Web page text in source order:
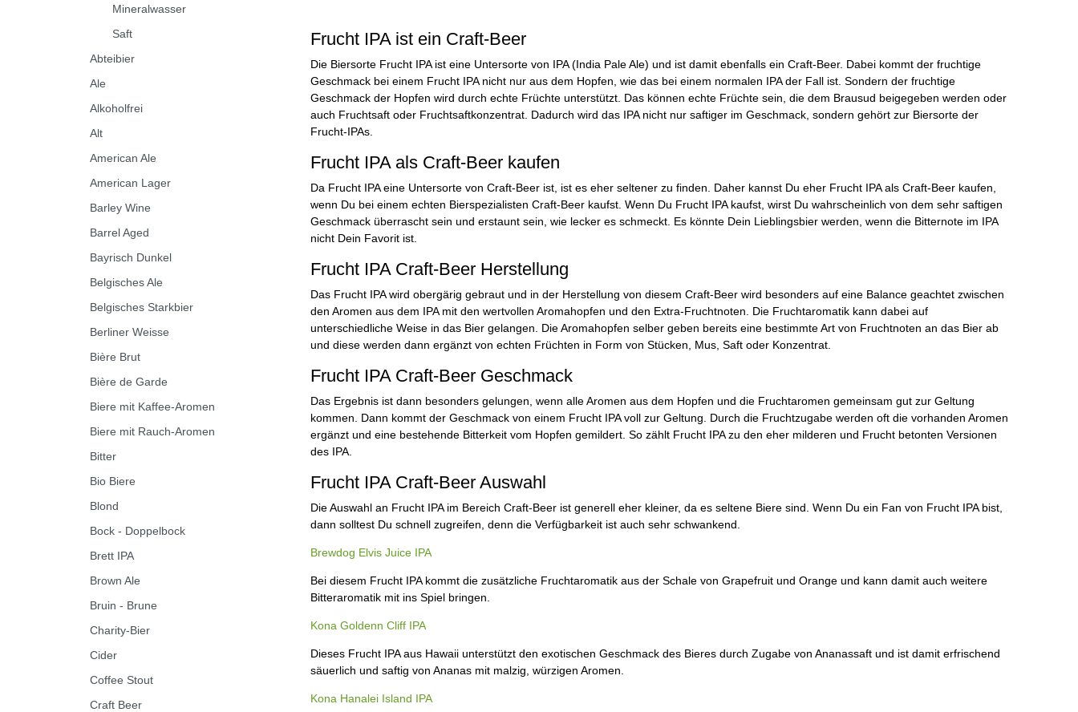
Mineralwasser
Saft
Abteibier
Ale
Alkoholfrei
Alt
American Ale
American Lager
Barley Wine
Barrel Aged
Bayrisch Dunkel
Belgisches Ale
Belgisches Starkbier
Berliner Weisse
Bière Brut
Bière de Garde
Biere mit Kaffee-Aromen
Biere mit Rauch-Aromen
Bitter
Bio Biere
Blond
Bock - Doppelbock
Brett IPA
Brown Ale
Bruin - Brune
Charity-Bier
Cider
Coffee Stout
Craft Beer
Frucht IPA ist ein Craft-Beer
Die Biersorte Frucht IPA ist eine Untersorte von IPA (India Pale Ale) und ist damit ebenfalls ein Craft-Beer. Dabei kommt der fruchtige
Geschmack bei einem Frucht IPA nicht nur aus dem Hopfen, wie das bei einem normalen IPA der Fall ist. Sondern der fruchtige
Geschmack der Hopfen wird durch echte Früchte unterstützt. Das können echte Früchte sein, die dem Brausud beigegeben werden oder
auch Fruchtsaft oder Fruchtsaftkonzentrat. Dadurch wird das IPA nicht nur saftiger im Geschmack, sondern gehört zur Biersorte der
Frucht-IPAs.
Frucht IPA als Craft-Beer kaufen
Da Frucht IPA eine Untersorte von Craft-Beer ist, ist es eher seltener zu finden. Daher kannst Du eher Frucht IPA als Craft-Beer kaufen,
wenn Du bei einem echten Bierspezialisten Craft-Beer kaufst. Wenn Du Frucht IPA kaufst, wirst Du wahrscheinlich von dem sehr saftigen
Geschmack überrascht sein und erstaunt sein, wie lecker es schmeckt. Es könnte Dein Lieblingsbier werden, wenn die Bitternote im IPA
nicht Dein Favorit ist.
Frucht IPA Craft-Beer Herstellung
Das Frucht IPA wird obergärig gebraut und in der Herstellung von diesem Craft-Beer wird besonders auf eine Balance geachtet zwischen
den Aromen aus dem IPA mit den wertvollen Aromahopfen und den Extra-Fruchtnoten. Die Fruchtaromatik kann dabei auf
unterschiedliche Weise in das Bier gelangen. Die Aromahopfen selber geben bereits eine bestimmte Art von Fruchtnoten an das Bier ab
und diese werden dann ergänzt von echten Früchten in Form von Stücken, Mus, Saft oder Konzentrat.
Frucht IPA Craft-Beer Geschmack
Das Ergebnis ist dann besonders gelungen, wenn alle Aromen aus dem Hopfen und die Fruchtaromen gemeinsam gut zur Geltung
kommen. Dann kommt der Geschmack von einem Frucht IPA voll zur Geltung. Durch die Fruchtzugabe werden oft die vorhanden Aromen
ergänzt und eine bestehende Bitterkeit vom Hopfen gemildert. So zählt Frucht IPA zu den eher milderen und Frucht betonten Versionen
des IPA.
Frucht IPA Craft-Beer Auswahl
Die Auswahl an Frucht IPA im Bereich Craft-Beer ist generell eher kleiner, da es seltene Biere sind. Wenn Du ein Fan von Frucht IPA bist,
dann solltest Du schnell zugreifen, denn die Verfügbarkeit ist auch sehr schwankend.
Brewdog Elvis Juice IPA
Bei diesem Frucht IPA kommt die zusätzliche Fruchtaromatik aus der Schale von Grapefruit und Orange und kann damit auch weitere
Bitteraromatik mit ins Spiel bringen.
Kona Goldenn Cliff IPA
Dieses Frucht IPA aus Hawaii unterstützt den exotischen Geschmack des Bieres durch Zugabe von Ananassaft und ist damit erfrischend
säuerlich und saftig von Ananas mit malzig, würzigen Aromen.
Kona Hanalei Island IPA